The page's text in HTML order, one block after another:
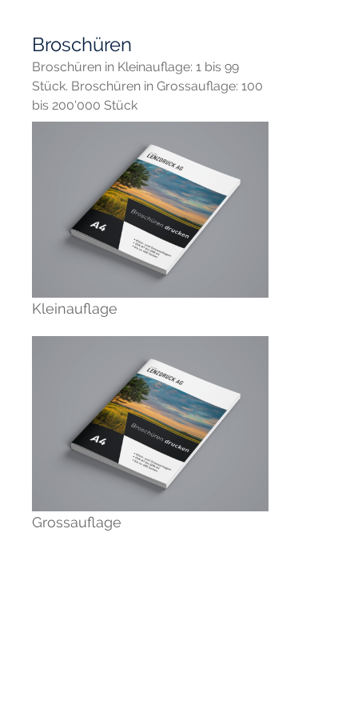
Broschüren
Broschüren in Kleinauflage: 1 bis 99
Stück. Broschüren in Grossauflage: 100
bis 200'000 Stück
Kleinauflage
Grossauflage